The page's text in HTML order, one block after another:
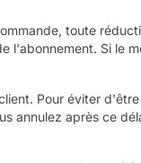
toute
l'abonnement. Si le
Pour éviter
annulez après ce